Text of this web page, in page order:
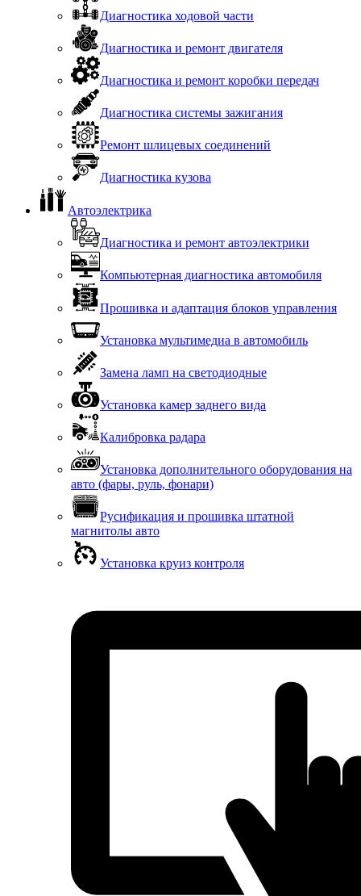
Диагностика ходовой части
Диагностика и ремонт двигателя
Диагностика и ремонт коробки передач
Диагностика системы зажигания
Ремонт шлицевых соединений
Диагностика кузова
Автоэлектрика
Диагностика и ремонт автоэлектрики
Компьютерная диагностика автомобиля
Прошивка и адаптация блоков управления
Установка мультимедиа в автомобиль
Замена ламп на светодиодные
Установка камер заднего вида
Калибровка радара
Установка дополнительного оборудования на
авто (фары, руль, фонари)
Русификация и прошивка штатной
магнитолы авто
Установка круиз контроля